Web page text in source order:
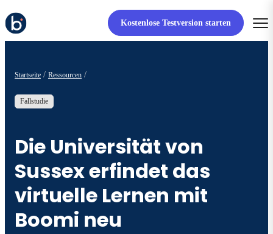
Kostenlose Testversion starten
Startseite Ressourcen
Fallstudie
Die Universität von
Sussex erfindet das
virtuelle Lernen mit
Boomi neu